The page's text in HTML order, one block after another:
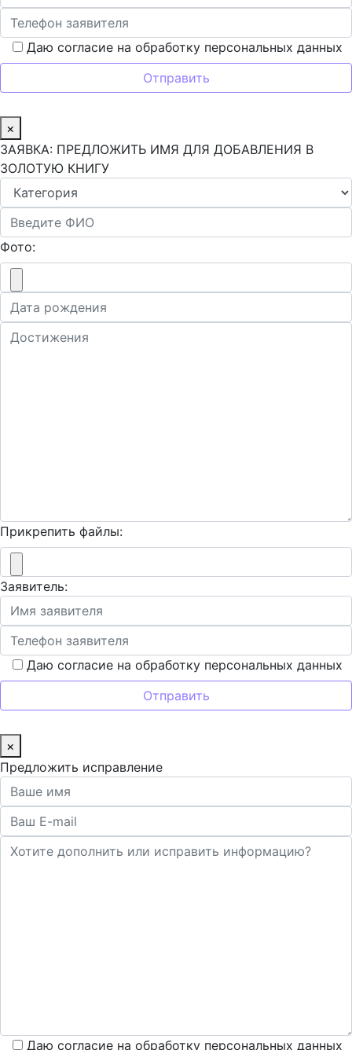
Даю согласие на обработку персональных данных
×
ЗАЯВКА: ПРЕДЛОЖИТЬ ИМЯ ДЛЯ ДОБАВЛЕНИЯ В
ЗОЛОТУЮ КНИГУ
Фото:
Прикрепить файлы:
Заявитель:
Даю согласие на обработку персональных данных
×
Предложить исправление
Даю согласие на обработку персональных данных